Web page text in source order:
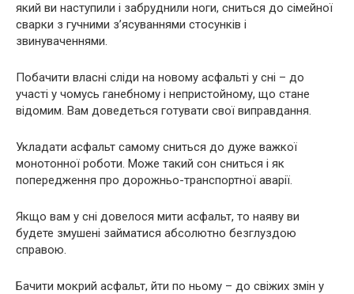
який ви наступили і забруднили ноги, сниться до сімейної
сварки з гучними з’ясуваннями стосунків і
звинуваченнями.
Побачити власні сліди на новому асфальті у сні – до
участі у чомусь ганебному і непристойному, що стане
відомим. Вам доведеться готувати свої виправдання.
Укладати асфальт самому сниться до дуже важкої
монотонної роботи. Може такий сон сниться і як
попередження про дорожньо-транспортної аварії.
Якщо вам у сні довелося мити асфальт, то наяву ви
будете змушені займатися абсолютно безглуздою
справою.
Бачити мокрий асфальт, йти по ньому – до свіжих змін у